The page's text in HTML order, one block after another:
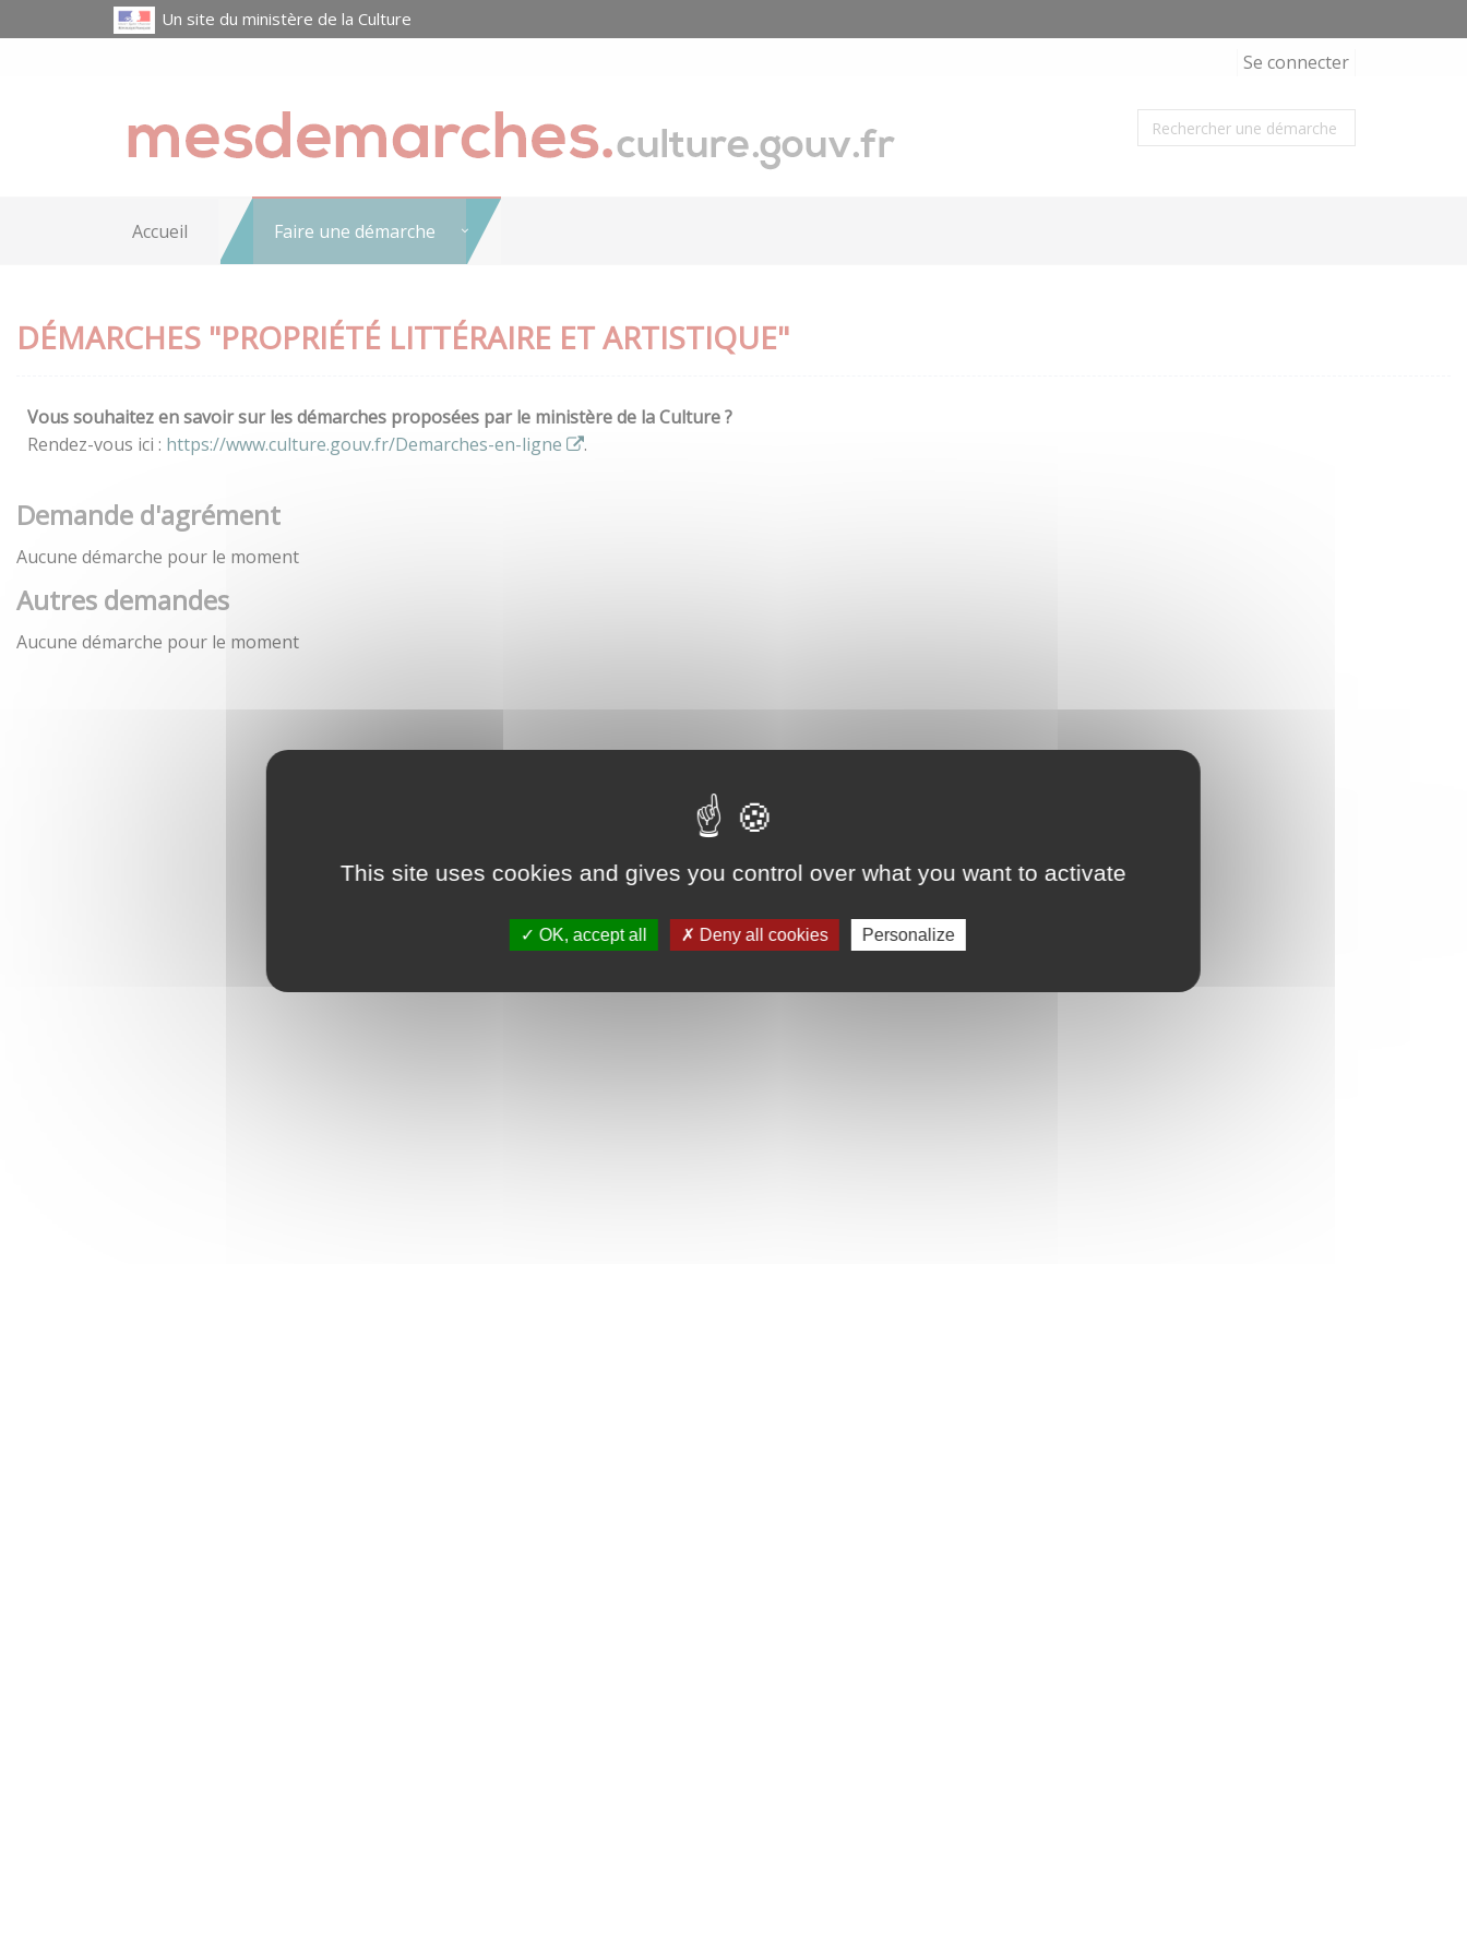
This site uses cookies and gives you control over what you want to activate
OK, accept all Deny all cookies Personalize
Un site du ministère de la Culture
Se connecter
Accueil Faire une démarche
DÉMARCHES "PROPRIÉTÉ LITTÉRAIRE ET ARTISTIQUE"
Vous souhaitez en savoir sur les démarches proposées par le ministère de la Culture ?
Rendez-vous ici : https://www.culture.gouv.fr/Demarches-en-ligne .
Demande d'agrément
Aucune démarche pour le moment
Autres demandes
Aucune démarche pour le moment